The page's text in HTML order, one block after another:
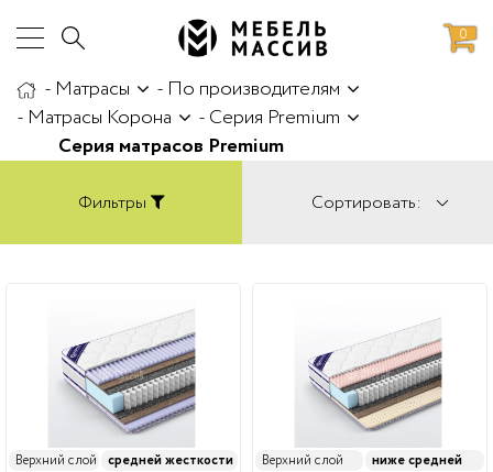
Доставка и сборка
0
- Матрасы - По производителям
- Матрасы Корона -Серия Premium
Серия матрасов Premium
Фильтры Сортировать:
Верхний слой
средней жесткости
Верхний слой
ниже средней